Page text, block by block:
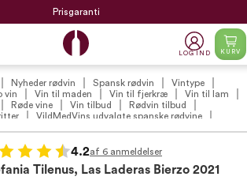
Prisgaranti
LOG IND KURV
Nyheder rødvin Spansk rødvin
Vintype
vin Vin til maden Vin til fjerkræ
Vin til lam
Røde vine Vin tilbud
Rødvin tilbud
VildMedVins udvalgte spanske rødvine
rødvin (VIP)
Vintilbud under 200 kr.
vine
Din Vinguide
- Tilenus
Druetyper Mencia vin
Påske
4.2af 6 anmeldelser
Tilenus, Las Laderas Bierzo 2021